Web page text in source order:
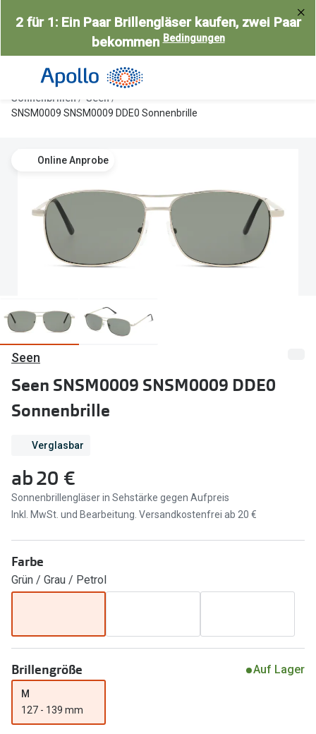
zum2 für 1: Ein Paar Brillengläser kaufen, zwei Paar
bekommen Bedingungen
Alle Brillen
Damen
Herren
Gleitsicht
AI Glasses
Selbsttönende Brillen
Lesebrillen
Brillen Sale
Marken
Ray-Ban
DbyD
Prada
Seen
Miu Miu
alle Marken
Ratgeber
Gleitsicht Ratgeber
Brillenpass richtig lesen
Angebote
Brillen 2 für 1
20% auf selbsttönende Gläser
Gleitsicht
Mit
Ray-Ban
Trends
Oakley
Sonnenbrillen
Seen
SNSM0009 SNSM0009 DDE0 Sonnenbrille
Online Anprobe
Seen
Seen SNSM0009 SNSM0009 DDE0
Sonnenbrille
Verglasbar
ab20 €
Sonnenbrillengläser in Sehstärke gegen Aufpreis
Inkl. MwSt. und Bearbeitung. Versandkostenfrei ab 20 €
Farbe
Grün / Grau / Petrol
Brillengröße Auf Lager
M
127 - 139 mm